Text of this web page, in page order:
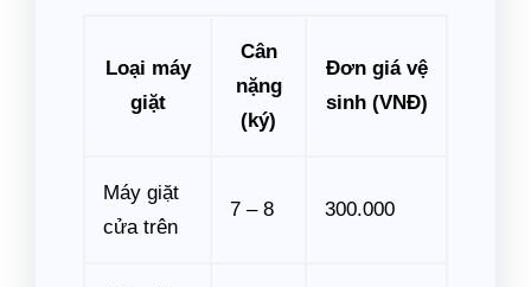
Loại máy
giặt
Cân
nặng
(ký)
Đơn giá vệ
sinh (VNĐ)
Máy giặt
cửa trên
7 – 8 300.000